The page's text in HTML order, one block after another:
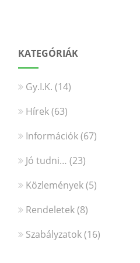
KATEGÓRIÁK
Gy.I.K. (14)
Hírek(63)
Információk(67)
Jó tudni… (23)
Közlemények(5)
Rendeletek(8)
Szabályzatok(16)